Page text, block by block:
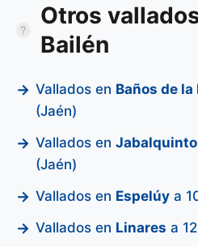
Otros
Bailén
Vallados en Baños de la
(Jaén)
Vallados en Jabalquinto
(Jaén)
Vallados en Espelúy a
Vallados en Linares a